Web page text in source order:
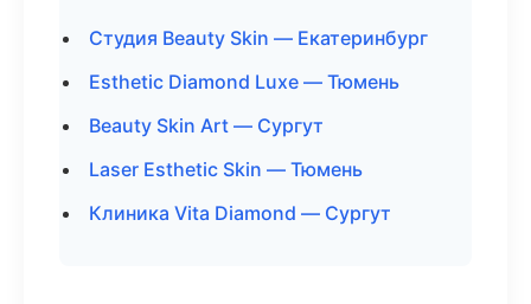
Студия Beauty Skin — Екатеринбург
Esthetic Diamond Luxe — Тюмень
Beauty Skin Art — Сургут
Laser Esthetic Skin — Тюмень
Клиника Vita Diamond — Сургут